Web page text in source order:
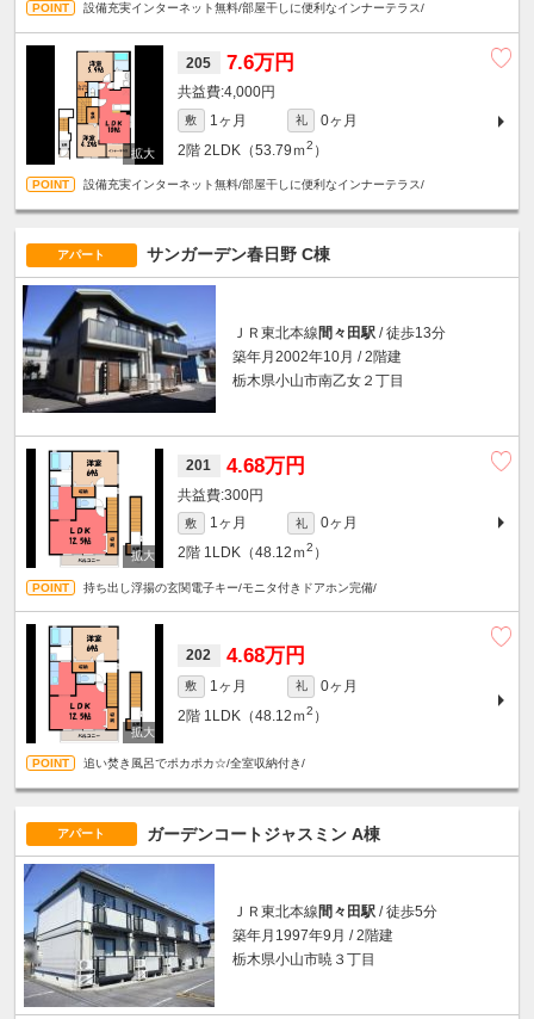
設備充実インターネット無料/部屋干しに便利なインナーテラス/
205 7.6万円
4,000円
敷 1ヶ月 礼
0ヶ月
2階 2LDK（53.79ｍ2 ）
設備充実インターネット無料/部屋干しに便利なインナーテラス/
アパート サンガーデン春日野 C棟
ＪＲ東北本線間々田駅 / 徒歩13分
築年月2002年10月 / 2階建
栃木県小山市南乙女２丁目
201 4.68万円
300円
敷 1ヶ月 礼
0ヶ月
2階 1LDK（48.12ｍ2 ）
持ち出し浮揚の玄関電子キー/モニタ付きドアホン完備/
202 4.68万円
敷 1ヶ月 礼
0ヶ月
2階 1LDK（48.12ｍ2 ）
追い焚き風呂でポカポカ☆/全室収納付き/
アパート ガーデンコートジャスミン A棟
ＪＲ東北本線 間々田駅 / 徒歩5分
築年月1997年9月 / 2階建
栃木県小山市暁３丁目